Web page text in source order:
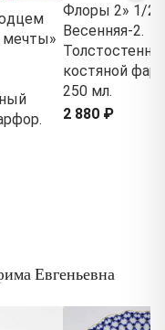
мечты»
Флоры 2» 1/2
Весенняя-2.
костяной
250 мл.
2 880 ₽
Евгеньевна